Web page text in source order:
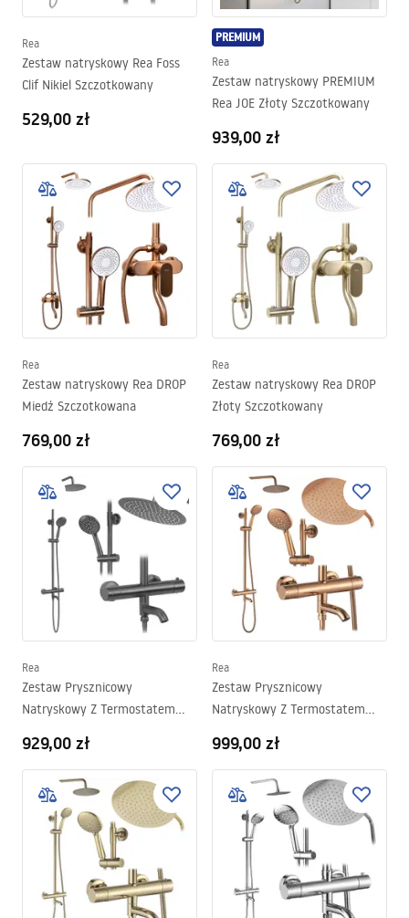
Rea
Zestaw natryskowy Rea Foss
Clif Nikiel Szczotkowany
529,00 zł
PREMIUM
Rea
Zestaw natryskowy PREMIUM
Rea JOE Złoty Szczotkowany
939,00 zł
Rea
Zestaw natryskowy Rea DROP
Miedź Szczotkowana
769,00 zł
Rea
Zestaw natryskowy Rea DROP
Złoty Szczotkowany
769,00 zł
Rea
Zestaw Prysznicowy
Natryskowy Z Termostatem
929,00 zł
Rea
Zestaw Prysznicowy
Natryskowy Z Termostatem
999,00 zł